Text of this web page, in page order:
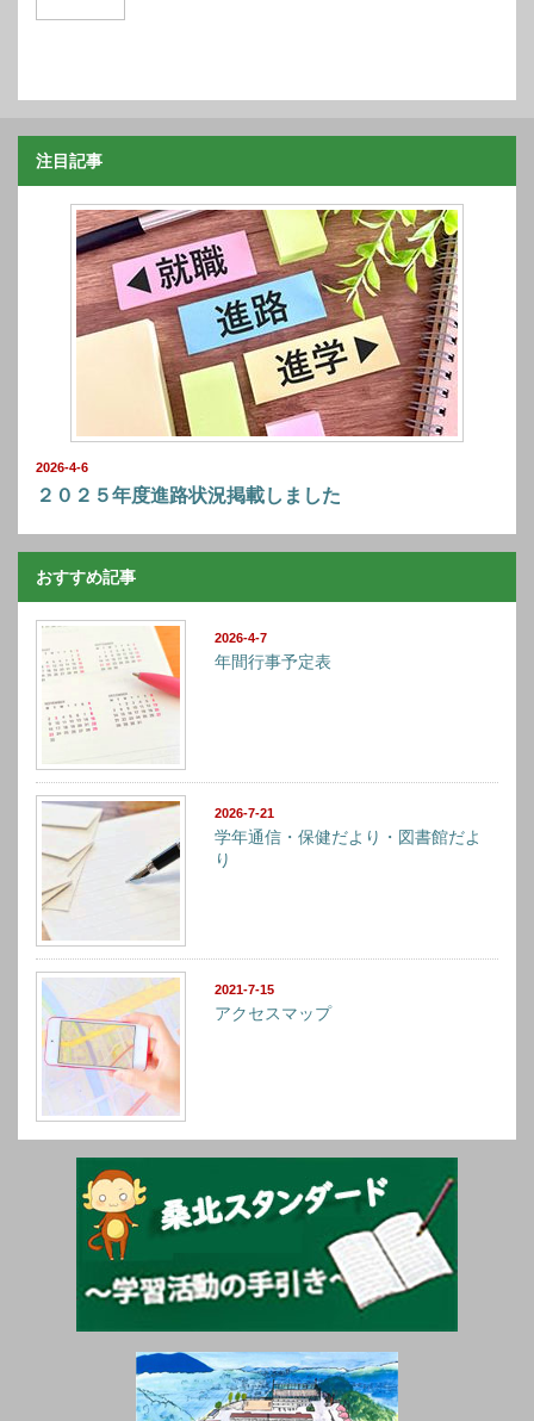
注目記事
2026-4-6
２０２５年度進路状況掲載しました
おすすめ記事
2026-4-7
年間行事予定表
2026-7-21
学年通信・保健だより・図書館だよ
り
2021-7-15
アクセスマップ